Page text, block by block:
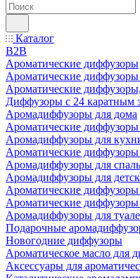
Каталог
B2B
Ароматические диффузоры
Ароматические
Ароматические
Диффузоры с 24 каратным
Аромадиффузоры для дома
Ароматические
Аромадиффузоры для
Ароматические диффузоры
Аромадиффузоры для
Аромадиффузоры для
Ароматические диффузоры
Ароматические
Аромадиффузоры для
Подарочные
Новогодние диффузоры
Ароматическое масло для
Аксессуары для